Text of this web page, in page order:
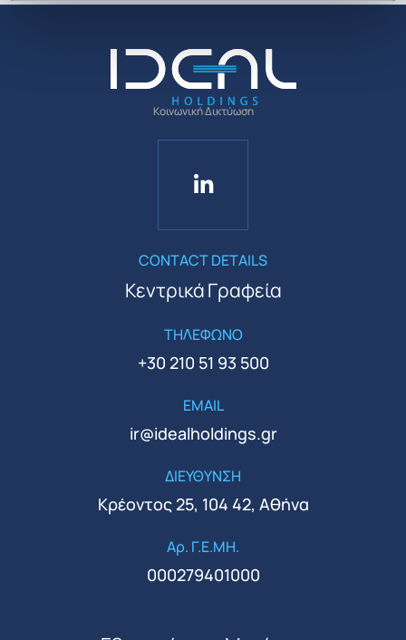
Κοινωνική Δικτύωση
CONTACT DETAILS
Κεντρικά Γραφεία
ΤΗΛΕΦΩΝΟ
+30 210 51 93 500
EMAIL
ir@idealholdings.gr
ΔΙΕΥΘΥΝΣΗ
Κρέοντος 25, 104 42, Αθήνα
Αρ. Γ.Ε.ΜΗ.
000279401000